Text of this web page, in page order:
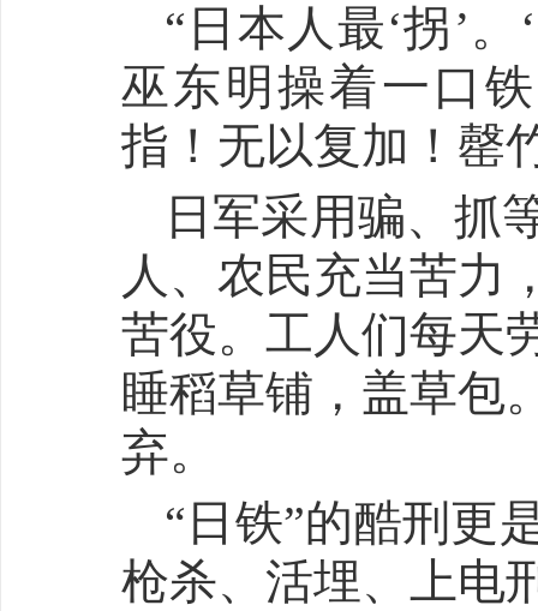
“日本人最‘拐’
巫东明操着一口
指！无以复加！罄
日军采用骗、抓
人、农民充当苦力
苦役。工人们每天
睡稻草铺，盖草包
弃。
“日铁”的酷刑更
枪杀、活埋、上电